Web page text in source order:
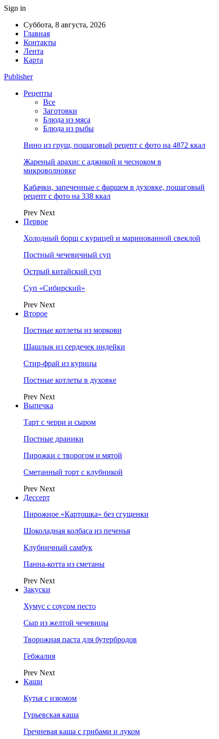
Sign in
Суббота, 8 августа, 2026
Главная
Контакты
Лента
Карта
Publisher
Рецепты
Все
Заготовки
Блюда из мяса
Блюда из рыбы
Вино из груш, пошаговый рецепт с фото на 4872 ккал
Жареный арахис с аджикой и чесноком в
микроволновке
Кабачки, запеченные с фаршем в духовке, пошаговый
рецепт с фото на 338 ккал
Prev Next
Первое
Холодный борщ с курицей и маринованной свеклой
Постный чечевичный суп
Острый китайский суп
Суп «Сибирский»
Prev Next
Второе
Постные котлеты из моркови
Шашлык из сердечек индейки
Стир-фрай из курицы
Постные котлеты в духовке
Prev Next
Выпечка
Тарт с черри и сыром
Постные драники
Пирожки с творогом и мятой
Сметанный торт с клубникой
Prev Next
Дессерт
Пирожное «Картошка» без сгущенки
Шоколадная колбаса из печенья
Клубничный самбук
Панна-котта из сметаны
Prev Next
Закуски
Хумус с соусом песто
Сыр из желтой чечевицы
Творожная паста для бутербродов
Гебжалия
Prev Next
Каши
Кутья с изюмом
Гурьевская каша
Гречневая каша с грибами и луком